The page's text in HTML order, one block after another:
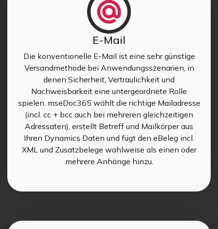
E-Mail
Die konventionelle E-Mail ist eine sehr günstige
Versandmethode bei Anwendungsszenarien, in
denen Sicherheit, Vertraulichkeit und
Nachweisbarkeit eine untergeordnete Rolle
spielen. mseDoc365 wählt die richtige Mailadresse
(incl. cc + bcc auch bei mehreren gleichzeitigen
Adressaten), erstellt Betreff und Mailkörper aus
Ihren Dynamics Daten und fügt den eBeleg incl.
XML und Zusatzbelege wahlweise als einen oder
mehrere Anhänge hinzu.